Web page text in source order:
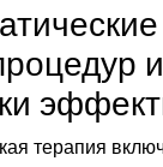
терапия